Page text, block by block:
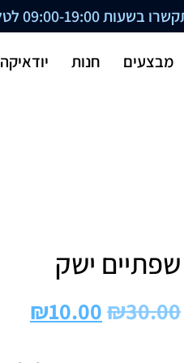
09:00-19:00 לטלפון
מבצעים חנות יודאיקה
שפתיים ישק
₪30.00
₪10.00